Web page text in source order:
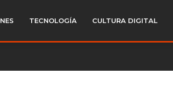
TECNOLOGÍA CULTURA DIGITAL